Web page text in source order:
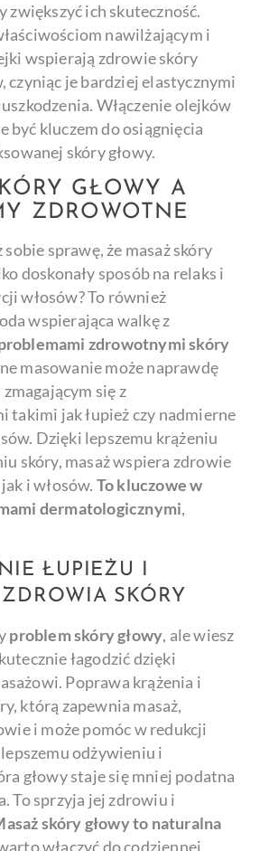
zwiększyć ich skuteczność.
nawilżającym i
wspierają zdrowie skóry
czyniąc je bardziej elastycznymi
Włączenie olejków
być kluczem do osiągnięcia
skóry głowy.
GŁOWY A
ZDROWOTNE
sobie sprawę, że masaż skóry
doskonały sposób na relaks i
włosów? To również
wspierająca walkę z
zdrowotnymi skóry
masowanie może naprawdę
się z
takimi jak łupież czy nadmierne
Dzięki lepszemu krążeniu
skóry, masaż wspiera zdrowie
i włosów. To kluczowe w
dermatologicznymi,
ŁUPIEŻU I
ZDROWIA SKÓRY
problem skóry głowy, ale wiesz
łagodzić dzięki
Poprawa krążenia i
którą zapewnia masaż,
i może pomóc w redukcji
odżywieniu i
głowy staje się mniej podatna
To sprzyja jej zdrowiu i
skóry głowy to naturalna